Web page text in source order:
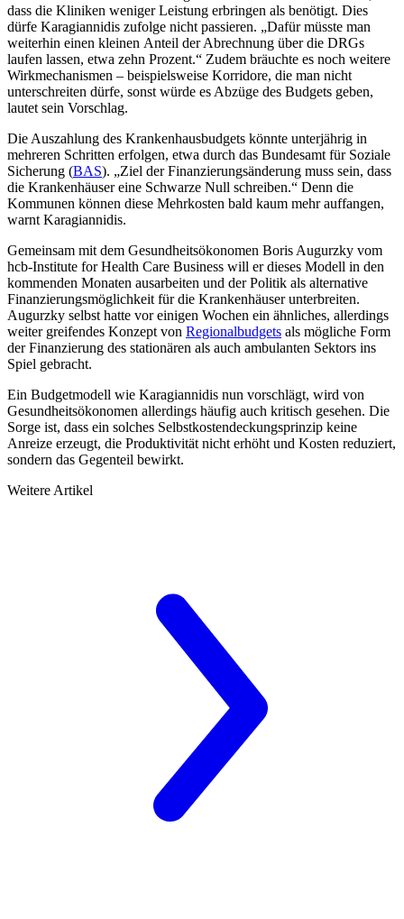
dass die Kliniken weniger Leistung erbringen als benötigt. Dies
dürfe Karagiannidis zufolge nicht passieren. „Dafür müsste man
weiterhin einen kleinen Anteil der Abrechnung über die DRGs
laufen lassen, etwa zehn Prozent.“ Zudem bräuchte es noch weitere
Wirkmechanismen – beispielsweise Korridore, die man nicht
unterschreiten dürfe, sonst würde es Abzüge des Budgets geben,
lautet sein Vorschlag.
Die Auszahlung des Krankenhausbudgets könnte unterjährig in
mehreren Schritten erfolgen, etwa durch das Bundesamt für Soziale
Sicherung (BAS). „Ziel der Finanzierungsänderung muss sein, dass
die Krankenhäuser eine Schwarze Null schreiben.“ Denn die
Kommunen können diese Mehrkosten bald kaum mehr auffangen,
warnt Karagiannidis.
Gemeinsam mit dem Gesundheitsökonomen Boris Augurzky vom
hcb-Institute for Health Care Business will er dieses Modell in den
kommenden Monaten ausarbeiten und der Politik als alternative
Finanzierungsmöglichkeit für die Krankenhäuser unterbreiten.
Augurzky selbst hatte vor einigen Wochen ein ähnliches, allerdings
weiter greifendes Konzept von Regionalbudgets als mögliche Form
der Finanzierung des stationären als auch ambulanten Sektors ins
Spiel gebracht.
Ein Budgetmodell wie Karagiannidis nun vorschlägt, wird von
Gesundheitsökonomen allerdings häufig auch kritisch gesehen. Die
Sorge ist, dass ein solches Selbstkostendeckungsprinzip keine
Anreize erzeugt, die Produktivität nicht erhöht und Kosten reduziert,
sondern das Gegenteil bewirkt.
Weitere Artikel